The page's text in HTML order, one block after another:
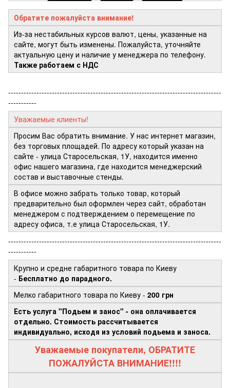
Обратите пожалуйста внимание!
Из-за нестабильных курсов валют, цены, указанные на
сайте, могут быть изменены. Пожалуйста, уточняйте
актуальную цену и наличие у менеджера по телефону.
Также работаем с НДС
-----------------------------------------------------------------------------------
-----------
Уважаемые клиенты!
Просим Вас обратить внимание. У нас интернет магазин,
без торговых площадей. По адресу который указан на
сайте - улица Старосельская, 1У, находится именно
офис нашего магазина, где находится менеджерский
состав и выставочные стенды.
В офисе можно забрать только товар, который
предварительно был оформлен через сайт, обработан
менеджером с подтверждением о перемещение по
адресу офиса, т.е улица Старосельская, 1У.
-----------------------------------------------------------------------------------
-----------
Крупно и средне габаритного товара по Киеву
- Бесплатно до парадного.
Мелко габаритного товара по Киеву - 200 грн
Есть услуга "Подьем и занос" - она оплачивается
отдельно. Стоимость рассчитывается
индивидуально, исходя из условий подьема и заноса.
Уважаемые покупатели, ОБРАТИТЕ
ПОЖАЛУЙСТА ВНИМАНИЕ!!!!